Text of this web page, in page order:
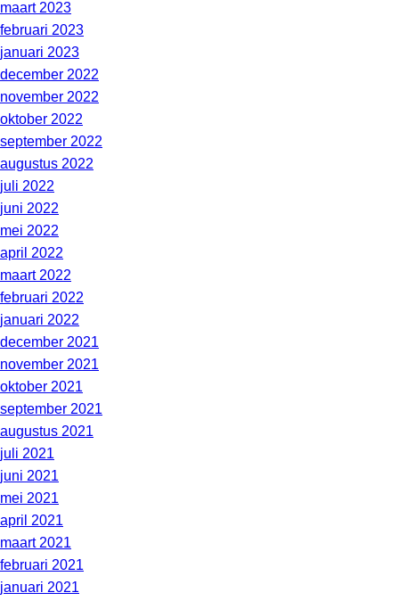
maart 2023
februari 2023
januari 2023
december 2022
november 2022
oktober 2022
september 2022
augustus 2022
juli 2022
juni 2022
mei 2022
april 2022
maart 2022
februari 2022
januari 2022
december 2021
november 2021
oktober 2021
september 2021
augustus 2021
juli 2021
juni 2021
mei 2021
april 2021
maart 2021
februari 2021
januari 2021